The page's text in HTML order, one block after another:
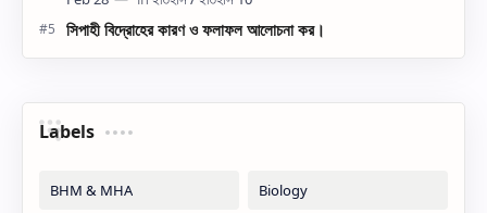
সিপাহী বিদ্রোহের কারণ ও ফলাফল আলোচনা কর।
Labels